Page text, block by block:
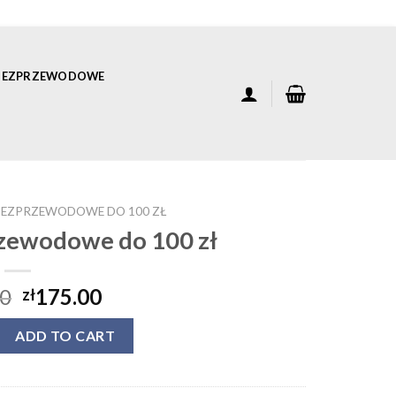
DO 100 ZŁ
do 100 zł
zł175.00
ADD TO CART